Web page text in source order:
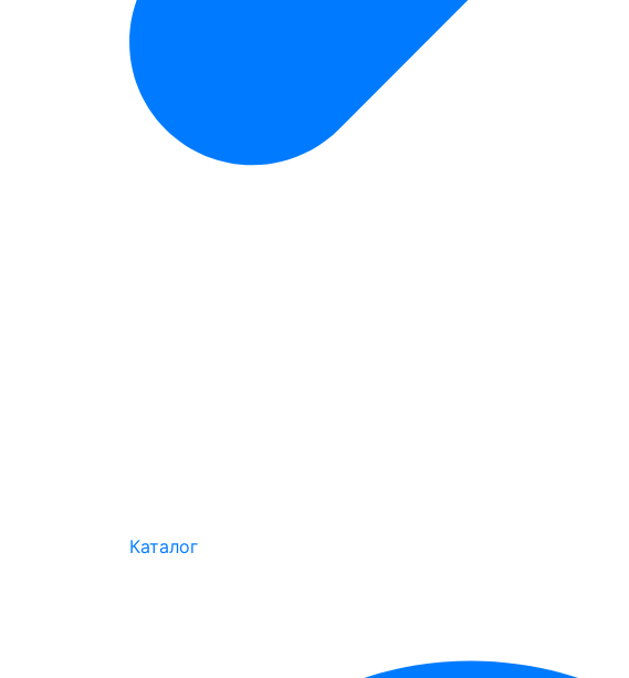
Каталог